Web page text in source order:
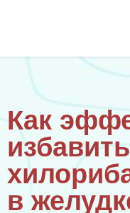
Как
в